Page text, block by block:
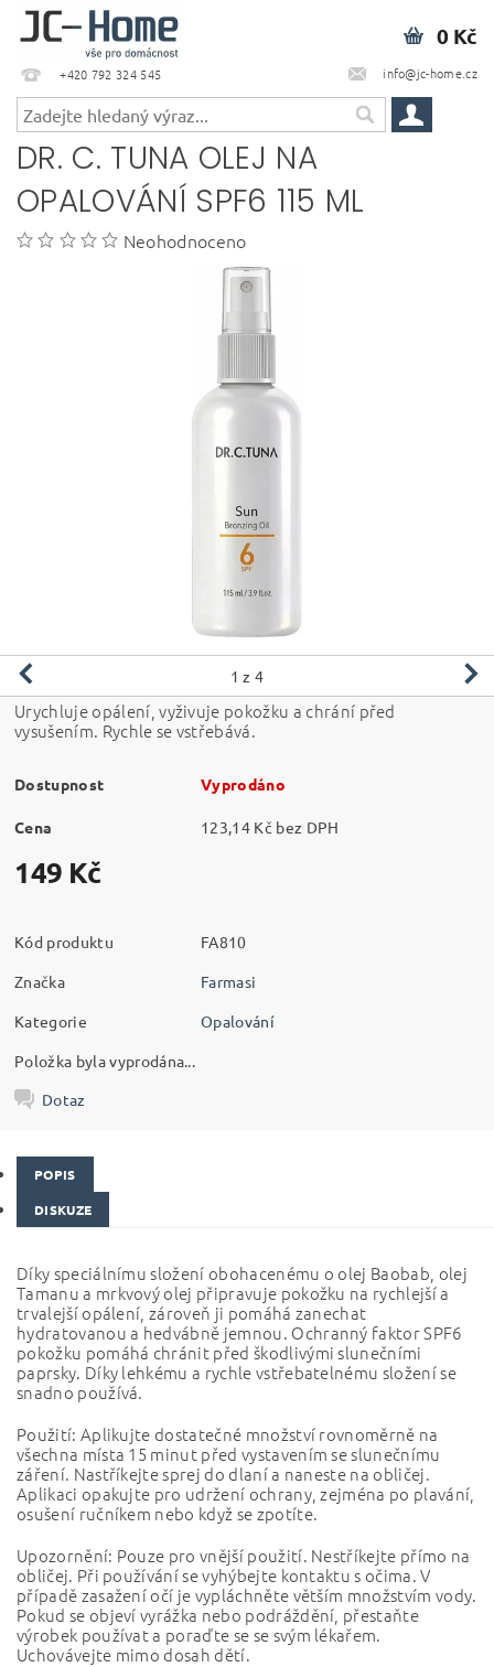
+420 792 324 545 info@jc-home.cz
0 Kč
DR. C. TUNA OLEJ NA
OPALOVÁNÍ SPF6 115 ML
Neohodnoceno
1 z 4
Urychluje opálení, vyživuje pokožku a chrání před
vysušením. Rychle se vstřebává.
Dostupnost Vyprodáno
Cena 123,14 Kč bez DPH
149 Kč
Kód produktu
FA810
Značka
Farmasi
Kategorie
Opalování
Položka byla vyprodána...
Dotaz
POPIS
DISKUZE
Díky speciálnímu složení obohacenému o olej Baobab, olej
Tamanu a mrkvový olej připravuje pokožku na rychlejší a
trvalejší opálení, zároveň ji pomáhá zanechat
hydratovanou a hedvábně jemnou. Ochranný faktor SPF6
pokožku pomáhá chránit před škodlivými slunečními
paprsky. Díky lehkému a rychle vstřebatelnému složení se
snadno používá.
Použití: Aplikujte dostatečné množství rovnoměrně na
všechna místa 15 minut před vystavením se slunečnímu
záření. Nastříkejte sprej do dlaní a naneste na obličej.
Aplikaci opakujte pro udržení ochrany, zejména po plavání,
osušení ručníkem nebo když se zpotíte.
Upozornění: Pouze pro vnější použití. Nestříkejte přímo na
obličej. Při používání se vyhýbejte kontaktu s očima. V
případě zasažení očí je vypláchněte větším množstvím vody.
Pokud se objeví vyrážka nebo podráždění, přestaňte
výrobek používat a poraďte se se svým lékařem.
Uchovávejte mimo dosah dětí.